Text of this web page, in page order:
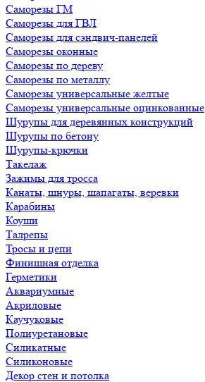
Саморезы ГМ
Саморезы для ГВЛ
Саморезы для сэндвич-панелей
Саморезы оконные
Саморезы по дереву
Саморезы по металлу
Саморезы универсальные желтые
Саморезы универсальные оцинкованные
Шурупы для деревянных конструкций
Шурупы по бетону
Шурупы-крючки
Такелаж
Зажимы для тросса
Канаты, шнуры, шапагаты, веревки
Карабины
Коуши
Талрепы
Тросы и цепи
Финишная отделка
Герметики
Аквариумные
Акриловые
Каучуковые
Полиуретановые
Силикатные
Силиконовые
Декор стен и потолка